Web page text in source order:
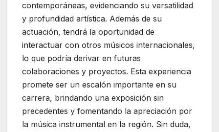
contemporáneas, evidenciando su versatilidad
y profundidad artística. Además de su
actuación, tendrá la oportunidad de
interactuar con otros músicos internacionales,
lo que podría derivar en futuras
colaboraciones y proyectos. Esta experiencia
promete ser un escalón importante en su
carrera, brindando una exposición sin
precedentes y fomentando la apreciación por
la música instrumental en la región. Sin duda,